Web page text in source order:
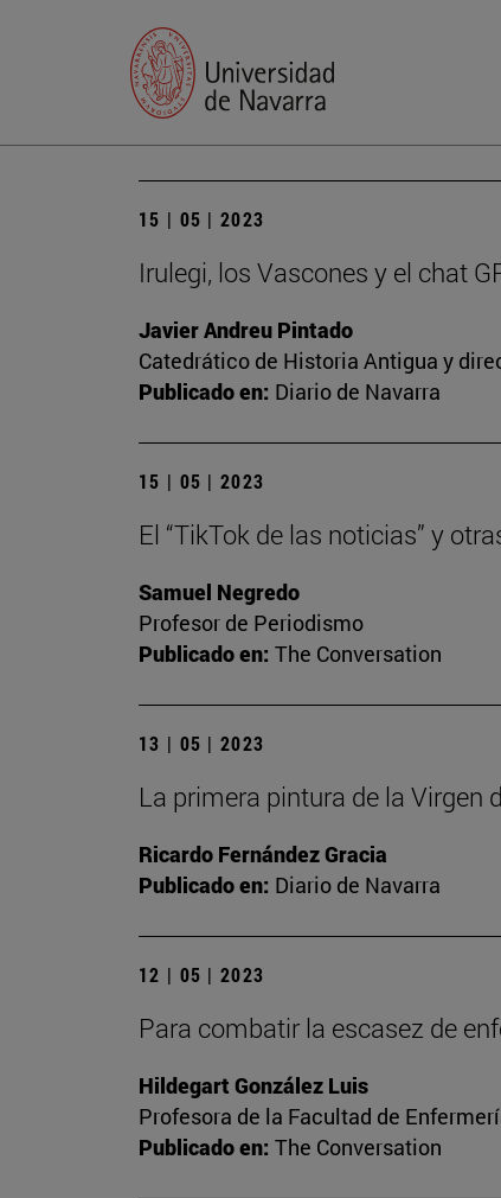
15 | 05 | 2023
Irulegi, los Vascones y el chat
Javier Andreu Pintado
Catedrático de Historia Antigua y
Publicado en: Diario de Navarra
15 | 05 | 2023
El “TikTok de las noticias” y
Samuel Negredo
Profesor de Periodismo
Publicado en: The Conversation
13 | 05 | 2023
La primera pintura de la Virgen
Ricardo Fernández Gracia
Publicado en: Diario de Navarra
12 | 05 | 2023
Para combatir la escasez de
Hildegart González Luis
Profesora de la Facultad de
Publicado en: The Conversation